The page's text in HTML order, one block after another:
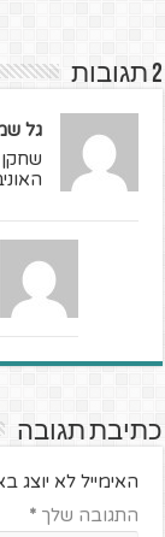
2 תגובות
גל
כתיבת תגובה
האימייל לא יוצג
התגובה שלך*